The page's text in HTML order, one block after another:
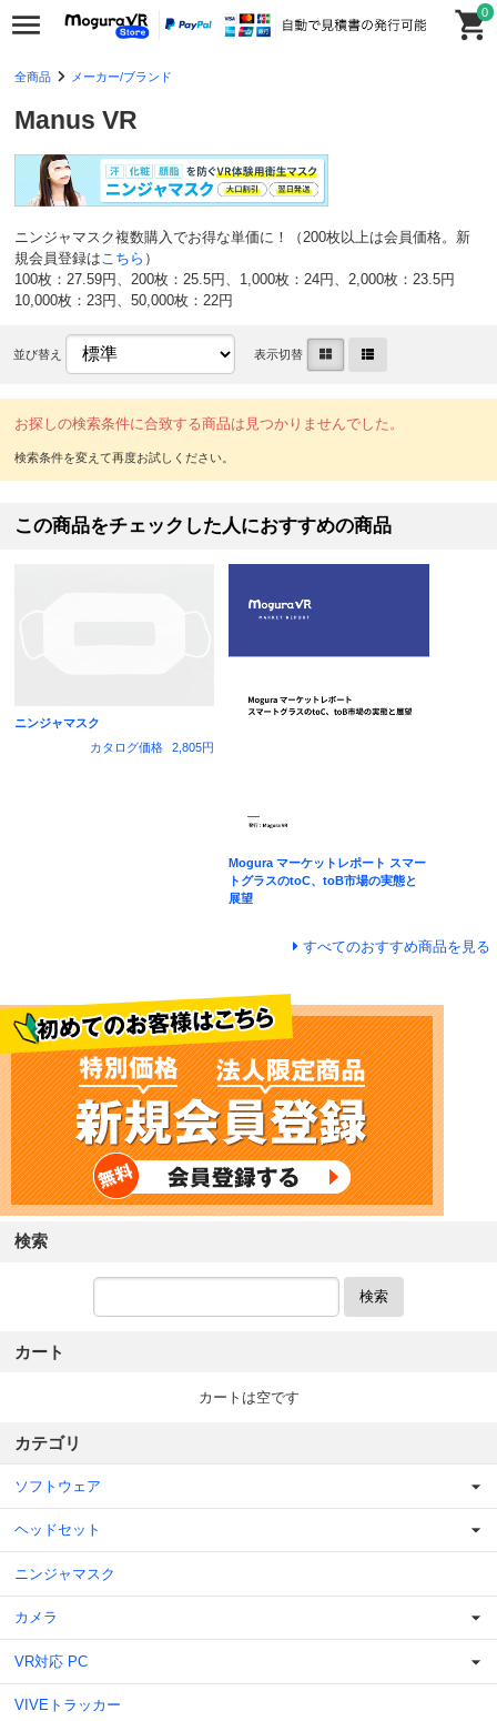
0
全商品 メーカー/ブランド
Manus VR
ニンジャマスク複数購入でお得な単価に！（200枚以上は会員価格。新
規会員登録は こちら ）
100枚：27.59円、200枚：25.5円、1,000枚：24円、2,000枚：23.5円
10,000枚：23円、50,000枚：22円
並び替え 表示切替
お探しの検索条件に合致する商品は見つかりませんでした。
この商品をチェックした人におすすめの商品
ニンジャマスク
カタログ価格
2,805円
Mogura マーケットレポート スマー
トグラスのtoC、toB市場の実態と
展望
すべてのおすすめ商品を見る
検索
検索
カート
カートは空です
カテゴリ
ソフトウェア
ヘッドセット
ニンジャマスク
カメラ
VR対応 PC
VIVEトラッカー